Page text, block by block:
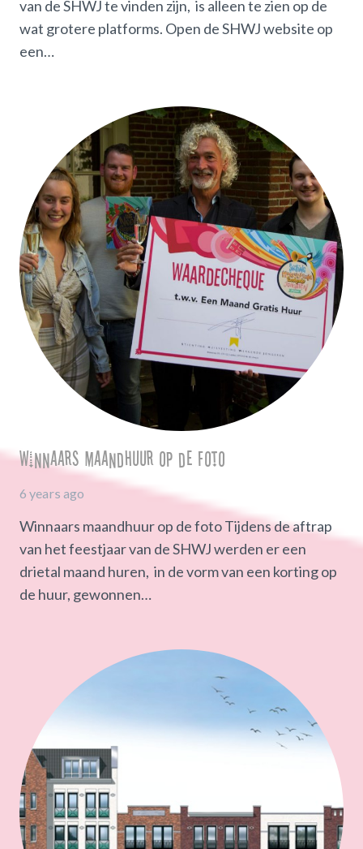
van de SHWJ te vinden zijn, is alleen te zien op de
wat grotere platforms. Open de SHWJ website op
een…
Winnaars maandhuur op de foto
6 years ago
Winnaars maandhuur op de foto Tijdens de aftrap
van het feestjaar van de SHWJ werden er een
drietal maand huren, in de vorm van een korting op
de huur, gewonnen…